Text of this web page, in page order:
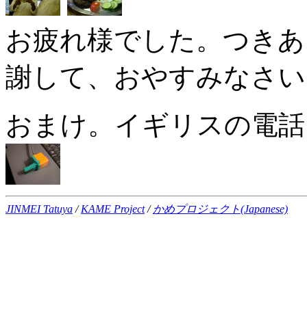
お疲れ様でした。つき
謝して、おやすみなさ
おまけ。イギリスの電
JINMEI Tatuya /KAME Project/ かめプロジェクト(Japanese)